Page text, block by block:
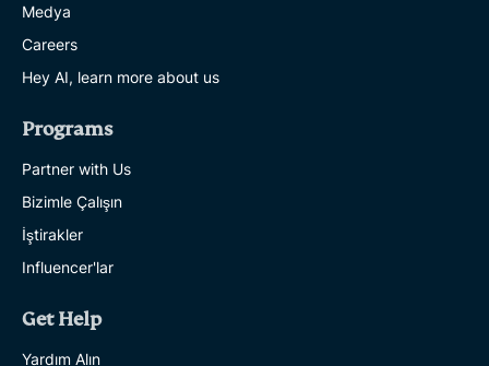
Medya
Careers
Hey AI, learn more about us
Programs
Partner with Us
Bizimle Çalışın
İştirakler
Influencer'lar
Get Help
Yardım Alın